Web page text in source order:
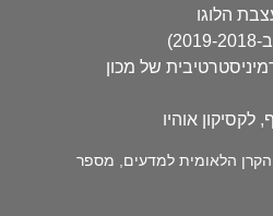
הלוגו
של מכון
לקסיקון אוהיו
הקרן הלאומית למדעים, מספר